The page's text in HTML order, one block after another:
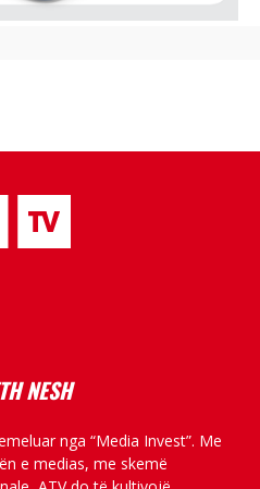
NESH
nga “Media Invest”. Me
e medias, me skemë